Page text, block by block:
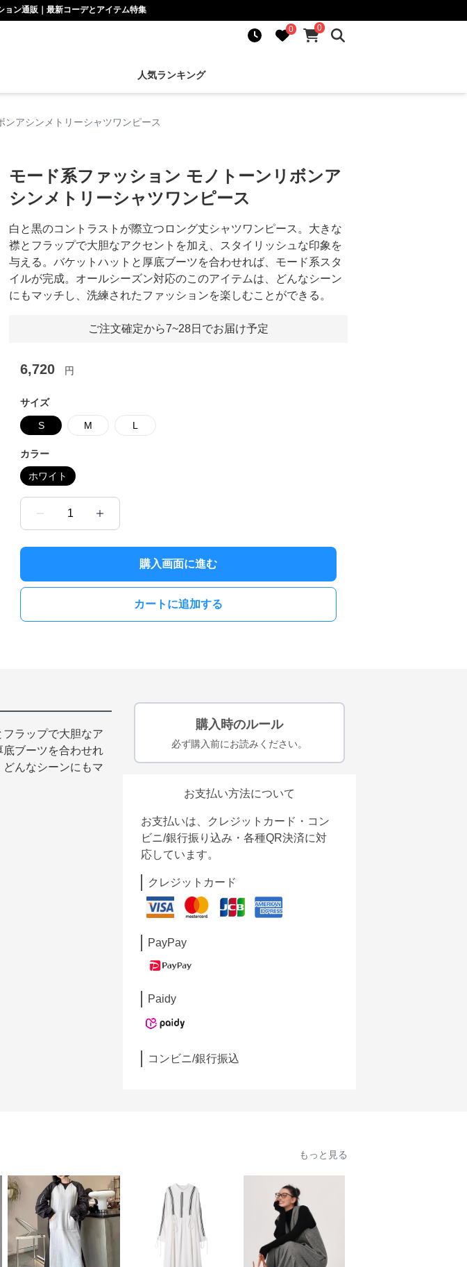
ョン通販｜最新コーデとアイテム特集
0
0
人気ランキング
アシンメトリーシャツワンピース
モード系ファッション モノトーンリボンア
シンメトリーシャツワンピース
白と黒のコントラストが際立つロング丈シャツワンピース。大きな
襟とフラップで大胆なアクセントを加え、スタイリッシュな印象を
与える。バケットハットと厚底ブーツを合わせれば、モード系スタ
イルが完成。オールシーズン対応のこのアイテムは、どんなシーン
にもマッチし、洗練されたファッションを楽しむことができる。
ご注文確定から7~28日でお届け予定
6,720 円
サイズ
S M L
カラー
ホワイト
1
購入画面に進む
カートに追加する
ラップで大胆なア
ブーツを合わせれ
んなシーンにもマ
購入時のルール
必ず購入前にお読みください。
お支払い方法について
お支払いは、クレジットカード・コン
ビニ/銀行振り込み・各種QR決済に対
応しています。
クレジットカード
PayPay
Paidy
コンビニ/銀行振込
もっと見る